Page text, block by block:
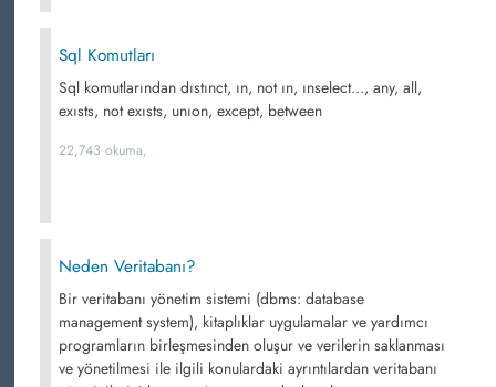
Sql Komutları
Sql komutlarından dıstınct, ın, not ın, ınselect..., any, all,
exısts, not exısts, unıon, except, between
22,743 okuma,
Neden Veritabanı?
Bir veritabanı yönetim sistemi (dbms: database
management system), kitaplıklar uygulamalar ve yardımcı
programların birleşmesinden oluşur ve verilerin saklanması
ve yönetilmesi ile ilgili konulardaki ayrıntılardan veritabanı